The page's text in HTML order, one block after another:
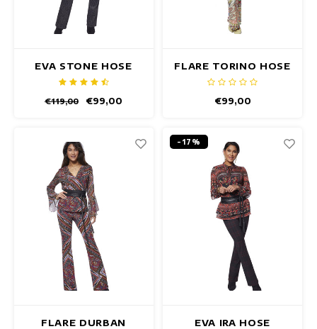
Taillierte Kleider
Bunte Kleider
Kurze Kleider
Kleider Mit Kurzen Ärmeln
lange Kleider
Langarm-Kleider
Luxuskleider
Maxikleider
Sommertops
EVA STONE HOSE
€119,00 €99,00
FLARE TORINO HOSE
€99,00
FLARE DURBAN
-17%
EVA IRA HOSE